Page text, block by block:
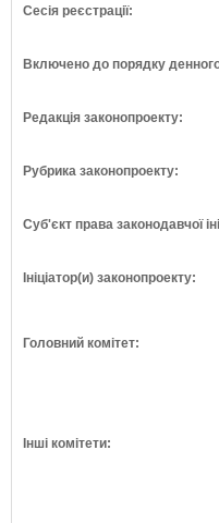
Сесія реєстрації:
Включено до порядку
Редакція законопроекту:
Рубрика законопроекту:
Суб'єкт права законодавчої
Ініціатор(и) законопроекту:
Головний комітет:
Інші комітети: